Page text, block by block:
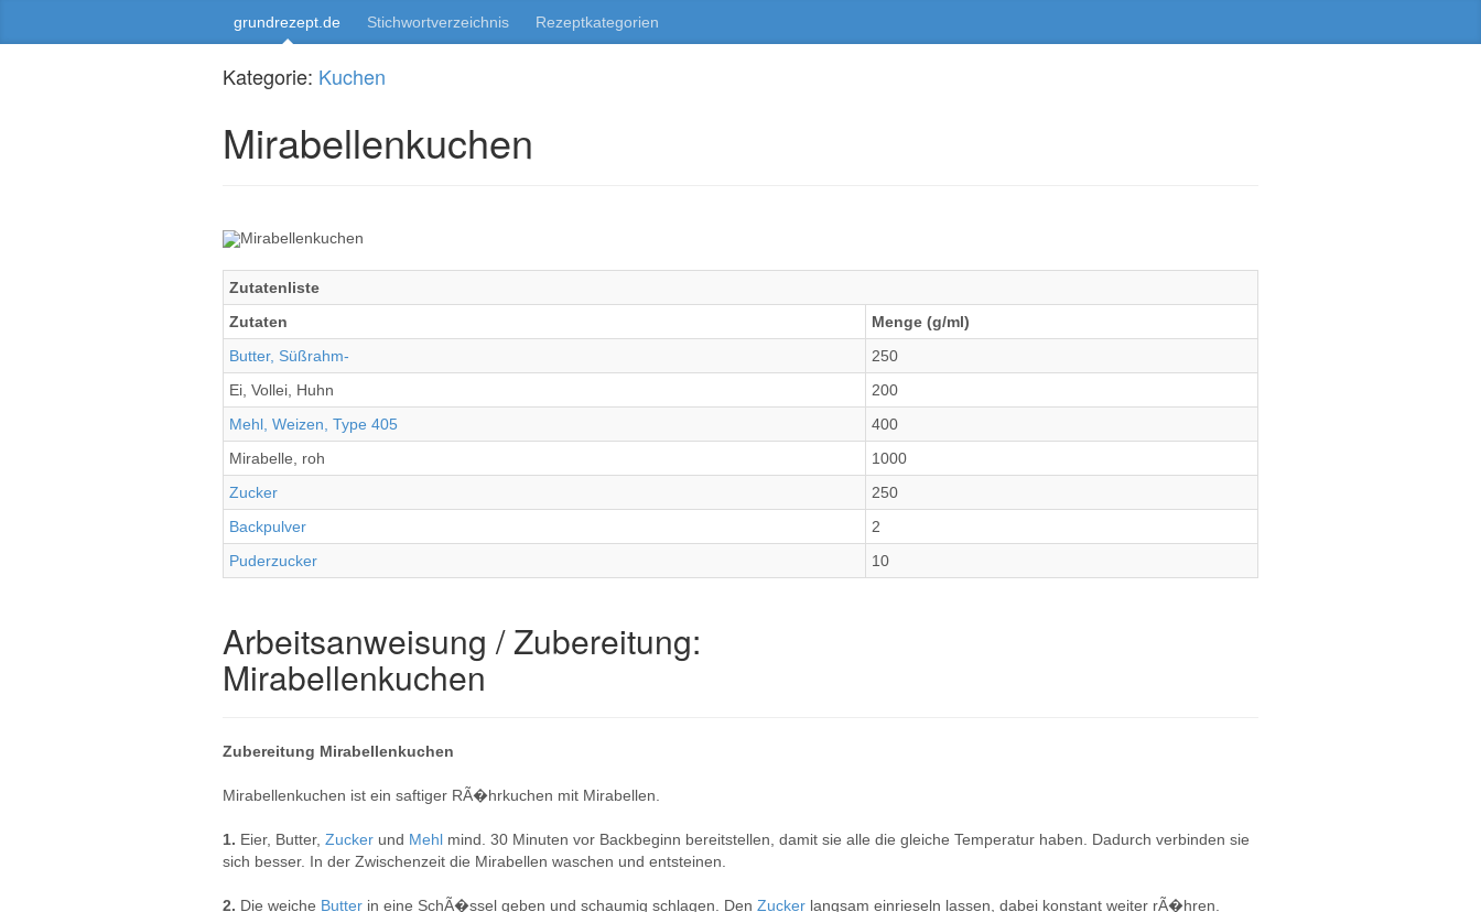
grundrezept.de Stichwortverzeichnis Rezeptkategorien
Kategorie: Kuchen
Mirabellenkuchen
Zutatenliste
Zutaten
Menge (g/ml)
Butter, Süßrahm-
250
Ei, Vollei, Huhn
200
Mehl, Weizen, Type 405
400
Mirabelle, roh
1000
Zucker
250
Backpulver
2
Puderzucker
10
Arbeitsanweisung / Zubereitung:
Mirabellenkuchen
Zubereitung Mirabellenkuchen
Mirabellenkuchen ist ein saftiger RÃ�hrkuchen mit Mirabellen.
1. Eier, Butter, Zucker und Mehl mind. 30 Minuten vor Backbeginn bereitstellen, damit sie alle die gleiche Temperatur haben. Dadurch verbinden sie
sich besser. In der Zwischenzeit die Mirabellen waschen und entsteinen.
2. Die weiche Butter in eine SchÃ�ssel geben und schaumig schlagen. Den Zucker langsam einrieseln lassen, dabei konstant weiter rÃ�hren.